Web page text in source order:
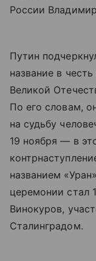
России
Путин
название в
Великой
По его словам,
на судьбу
19 ноября — в
названием
церемонии стал
Винокуров,
Сталинградом.